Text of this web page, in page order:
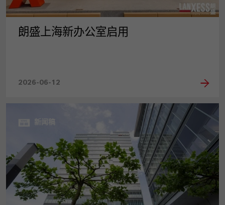
朗盛上海新办公室启用
2026-06-12
新闻稿